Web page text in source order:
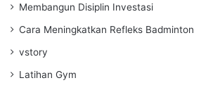
Membangun Disiplin Investasi
Cara Meningkatkan Refleks Badminton
vstory
Latihan Gym